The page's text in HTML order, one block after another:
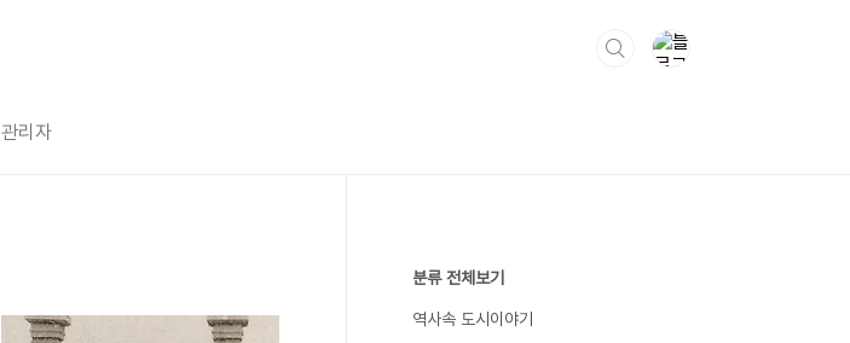
관리자
분류 전체보기
역사속 도시이야기